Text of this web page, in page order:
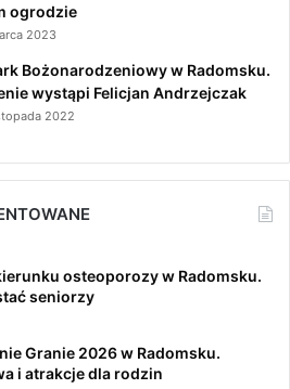
ogrodzie
2023
Bożonarodzeniowy w Radomsku.
wystąpi Felicjan Andrzejczak
2022
osteoporozy w Radomsku.
seniorzy
Granie 2026 w Radomsku.
i atrakcje dla rodzin